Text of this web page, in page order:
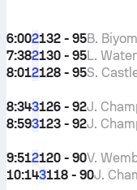
6:002132 - 95B.
7:382130 - 95L.
8:012128 - 95S.
8:343126 - 92J.
8:593123 - 92J.
9:512120 - 90V.
10:143118 - 90J.